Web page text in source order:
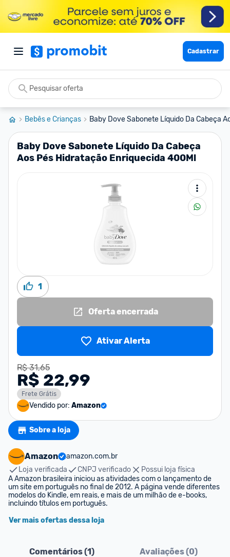
Cadastrar
Bebês e Crianças Baby Dove Sabonete Líquido Da Cabeça
Baby Dove Sabonete Líquido Da Cabeça
Aos Pés Hidratação Enriquecida 400Ml
1
Oferta encerrada
Ativar Alerta
R$ 31,65
R$ 22,99
Frete Grátis
Vendido por: Amazon
Sobre a loja
Amazon
amazon.com.br
Loja verificada
CNPJ verificado
Possui loja física
A Amazon brasileira iniciou as atividades com o lançamento de
um site em português no final de 2012. A página vende diferentes
modelos do Kindle, em reais, e mais de um milhão de e-books,
incluindo títulos em português.
Ver mais ofertas dessa loja
Comentários (1) Avaliações (0)